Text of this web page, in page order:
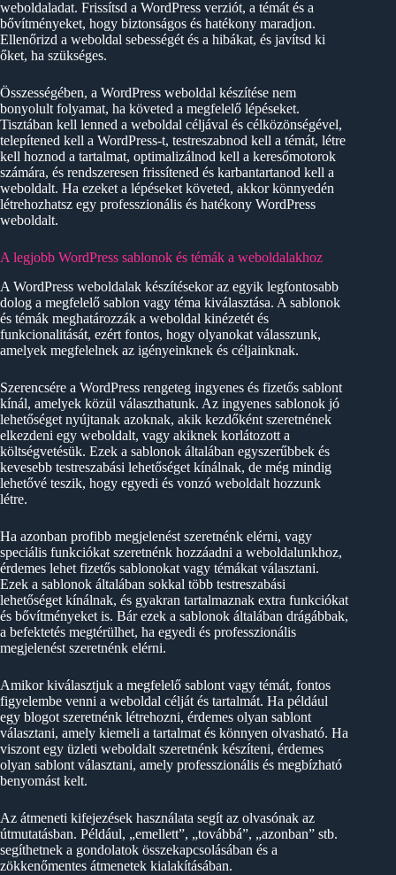
weboldaladat. Frissítsd a WordPress verziót, a témát és a
bővítményeket, hogy biztonságos és hatékony maradjon.
Ellenőrizd a weboldal sebességét és a hibákat, és javítsd ki
őket, ha szükséges.
Összességében, a WordPress weboldal készítése nem
bonyolult folyamat, ha követed a megfelelő lépéseket.
Tisztában kell lenned a weboldal céljával és célközönségével,
telepítened kell a WordPress-t, testreszabnod kell a témát, létre
kell hoznod a tartalmat, optimalizálnod kell a keresőmotorok
számára, és rendszeresen frissítened és karbantartanod kell a
weboldalt. Ha ezeket a lépéseket követed, akkor könnyedén
létrehozhatsz egy professzionális és hatékony WordPress
weboldalt.
A legjobb WordPress sablonok és témák a weboldalakhoz
A WordPress weboldalak készítésekor az egyik legfontosabb
dolog a megfelelő sablon vagy téma kiválasztása. A sablonok
és témák meghatározzák a weboldal kinézetét és
funkcionalitását, ezért fontos, hogy olyanokat válasszunk,
amelyek megfelelnek az igényeinknek és céljainknak.
Szerencsére a WordPress rengeteg ingyenes és fizetős sablont
kínál, amelyek közül választhatunk. Az ingyenes sablonok jó
lehetőséget nyújtanak azoknak, akik kezdőként szeretnének
elkezdeni egy weboldalt, vagy akiknek korlátozott a
költségvetésük. Ezek a sablonok általában egyszerűbbek és
kevesebb testreszabási lehetőséget kínálnak, de még mindig
lehetővé teszik, hogy egyedi és vonzó weboldalt hozzunk
létre.
Ha azonban profibb megjelenést szeretnénk elérni, vagy
speciális funkciókat szeretnénk hozzáadni a weboldalunkhoz,
érdemes lehet fizetős sablonokat vagy témákat választani.
Ezek a sablonok általában sokkal több testreszabási
lehetőséget kínálnak, és gyakran tartalmaznak extra funkciókat
és bővítményeket is. Bár ezek a sablonok általában drágábbak,
a befektetés megtérülhet, ha egyedi és professzionális
megjelenést szeretnénk elérni.
Amikor kiválasztjuk a megfelelő sablont vagy témát, fontos
figyelembe venni a weboldal célját és tartalmát. Ha például
egy blogot szeretnénk létrehozni, érdemes olyan sablont
választani, amely kiemeli a tartalmat és könnyen olvasható. Ha
viszont egy üzleti weboldalt szeretnénk készíteni, érdemes
olyan sablont választani, amely professzionális és megbízható
benyomást kelt.
Az átmeneti kifejezések használata segít az olvasónak az
útmutatásban. Például, „emellett”, „továbbá”, „azonban” stb.
segíthetnek a gondolatok összekapcsolásában és a
zökkenőmentes átmenetek kialakításában.